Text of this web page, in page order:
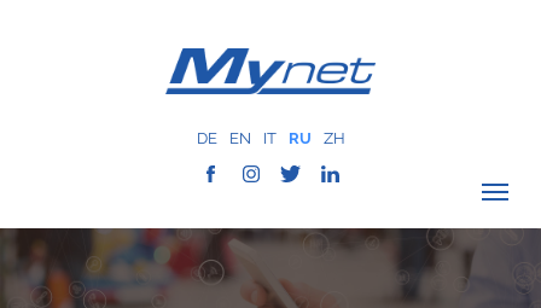
DE EN IT RU ZH
ПРОВЕРИТЬ ПОКРЫТИЕ
О КОМПАНИИ